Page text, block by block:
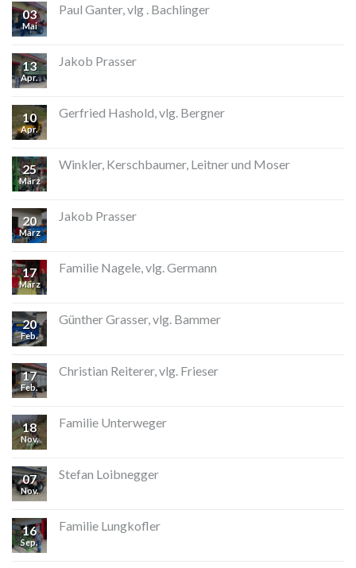
03
Mai
Paul Ganter, vlg . Bachlinger
13
Apr.
Jakob Prasser
10
Apr.
Gerfried Hashold, vlg. Bergner
25
März
Winkler, Kerschbaumer, Leitner und Moser
20
März
Jakob Prasser
17
März
Familie Nagele, vlg. Germann
20
Feb.
Günther Grasser, vlg. Bammer
17
Feb.
Christian Reiterer, vlg. Frieser
18
Nov.
Familie Unterweger
07
Nov.
Stefan Loibnegger
16
Sep.
Familie Lungkofler